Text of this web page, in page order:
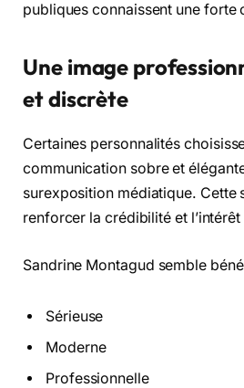
publiques connaissent une forte
Une image
et discrète
Certaines personnalités
communication sobre et
surexposition médiatique. Cette
renforcer la crédibilité et
Sandrine Montagud semble
Sérieuse
Moderne
Professionnelle